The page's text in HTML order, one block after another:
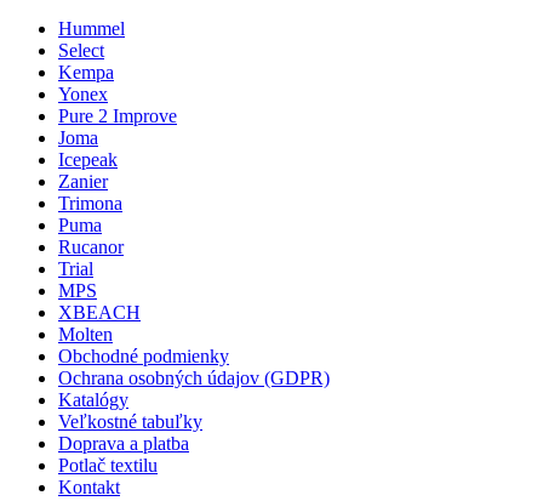
Hummel
Select
Kempa
Yonex
Pure 2 Improve
Joma
Icepeak
Zanier
Trimona
Puma
Rucanor
Trial
MPS
XBEACH
Molten
Obchodné podmienky
Ochrana osobných údajov (GDPR)
Katalógy
Veľkostné tabuľky
Doprava a platba
Potlač textilu
Kontakt